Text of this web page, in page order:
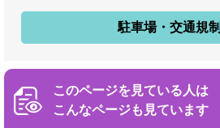
駐車場・交通規制
このページを見ている人は
こんなページも見ています